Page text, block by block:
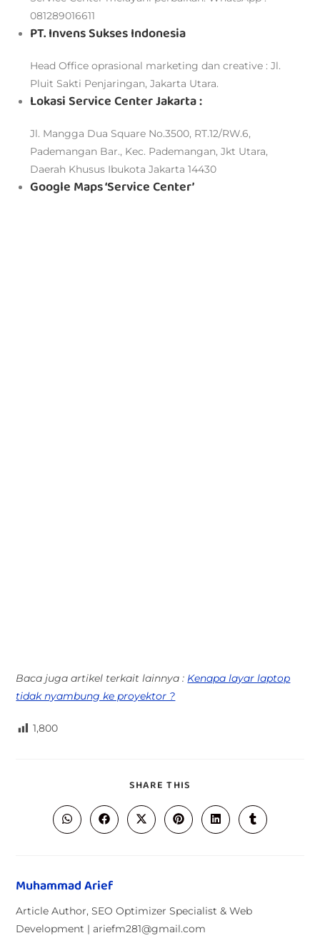
081289016611
PT. Invens Sukses Indonesia
Head Office oprasional marketing dan creative : Jl.
Pluit Sakti Penjaringan, Jakarta Utara.
Lokasi Service Center Jakarta :
Jl. Mangga Dua Square No.3500, RT.12/RW.6,
Pademangan Bar., Kec. Pademangan, Jkt Utara,
Daerah Khusus Ibukota Jakarta 14430
Google Maps ‘Service Center’
Baca juga artikel terkait lainnya : Kenapa layar laptop
tidak nyambung ke proyektor ?
1,800
SHARE THIS
Muhammad Arief
Article Author, SEO Optimizer Specialist & Web
Development | ariefm281@gmail.com